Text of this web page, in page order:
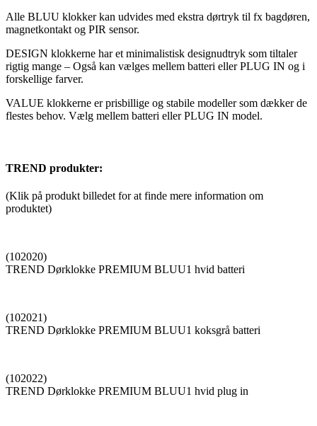
Alle BLUU klokker kan udvides med ekstra dørtryk til fx bagdøren,
magnetkontakt og PIR sensor.
DESIGN klokkerne har et minimalistisk designudtryk som tiltaler
rigtig mange – Også kan vælges mellem batteri eller PLUG IN og i
forskellige farver.
VALUE klokkerne er prisbillige og stabile modeller som dækker de
flestes behov. Vælg mellem batteri eller PLUG IN model.
TREND produkter:
(Klik på produkt billedet for at finde mere information om
produktet)
(102020)
TREND Dørklokke PREMIUM BLUU1 hvid batteri
(102021)
TREND Dørklokke PREMIUM BLUU1 koksgrå batteri
(102022)
TREND Dørklokke PREMIUM BLUU1 hvid plug in